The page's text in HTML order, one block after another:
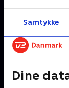
Samtykke
Dine
Andre så